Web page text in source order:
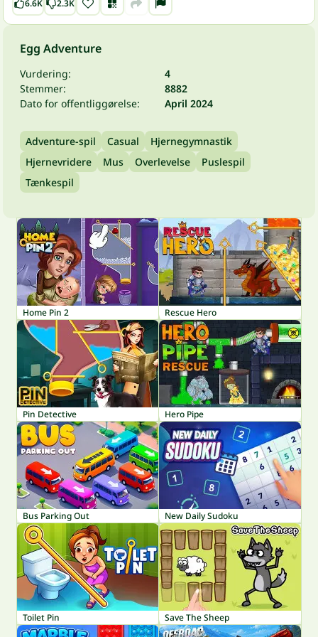
6.6K 2.3K
Egg Adventure
Vurdering:
4
Stemmer:
8882
Dato for offentliggørelse:
April 2024
Adventure-spil Casual
Hjernegymnastik
Hjernevridere
Mus Overlevelse
Puslespil
Tænkespil
Home Pin 2 Rescue Hero
Pin Detective Hero Pipe
Bus Parking Out New Daily Sudoku
Toilet Pin Save The Sheep